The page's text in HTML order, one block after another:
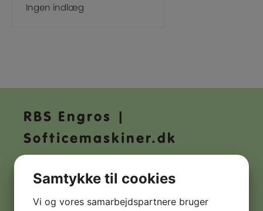
Ingen indlæg
RBS Engros |
Softicemaskiner.dk
Adresse:
Taarupparken 2
Samtykke til cookies
Vi og vores samarbejdspartnere bruger